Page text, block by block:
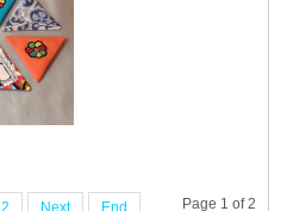
Page 1 of 2
2 Next End